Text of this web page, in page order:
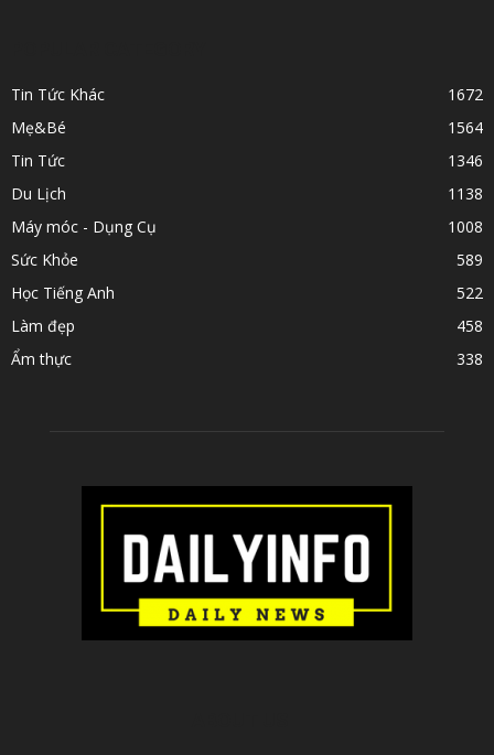
Tin Tức Khác
1672
Mẹ&Bé
1564
Tin Tức
1346
Du Lịch
1138
Máy móc - Dụng Cụ
1008
Sức Khỏe
589
Học Tiếng Anh
522
Làm đẹp
458
Ẩm thực
338